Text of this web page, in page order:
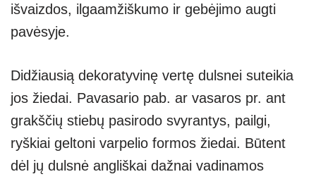
išvaizdos, ilgaamžiškumo ir gebėjimo augti
pavėsyje.
Didžiausią dekoratyvinę vertę dulsnei suteikia
jos žiedai. Pavasario pab. ar vasaros pr. ant
grakščių stiebų pasirodo svyrantys, pailgi,
ryškiai geltoni varpelio formos žiedai. Būtent
dėl jų dulsnė angliškai dažnai vadinamos